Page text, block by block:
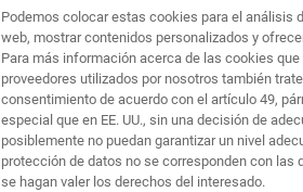
Podemos colocar estas cookies para el análisis
web, mostrar contenidos personalizados y
Para más información acerca de las cookies
proveedores utilizados por nosotros también
consentimiento de acuerdo con el artículo 49,
especial que en EE. UU., sin una decisión de
posiblemente no puedan garantizar un nivel
protección de datos no se corresponden con las
se hagan valer los derechos del interesado.